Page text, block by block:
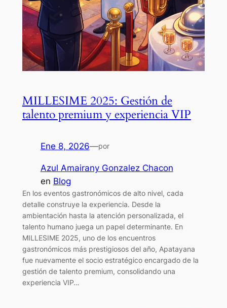
MILLESIME 2025: Gestión de
talento premium y experiencia VIP
Ene 8, 2026—por
Azul Amairany Gonzalez Chacon
en Blog
En los eventos gastronómicos de alto nivel, cada
detalle construye la experiencia. Desde la
ambientación hasta la atención personalizada, el
talento humano juega un papel determinante. En
MILLESIME 2025, uno de los encuentros
gastronómicos más prestigiosos del año, Apatayana
fue nuevamente el socio estratégico encargado de la
gestión de talento premium, consolidando una
experiencia VIP…